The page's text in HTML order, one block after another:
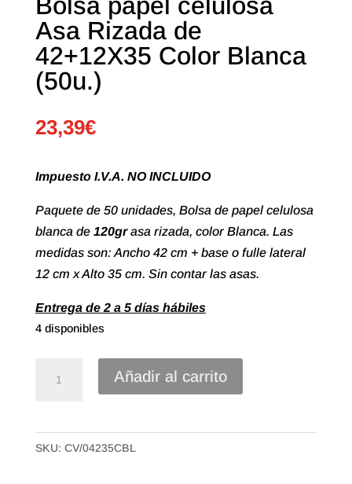
Bolsa papel celulosa
Asa Rizada de
42+12X35 Color Blanca
(50u.)
23,39€
Impuesto I.V.A. NO INCLUIDO
Paquete de 50 unidades, Bolsa de papel celulosa
blanca de 120grasa rizada, color Blanca. Las
medidas son: Ancho 42 cm + base o fulle lateral
12 cm x Alto 35 cm. Sin contar las asas.
Entrega de 2 a 5 días hábiles
4 disponibles
Asa
Rizada
Añadir al carrito
SKU: CV/04235CBL